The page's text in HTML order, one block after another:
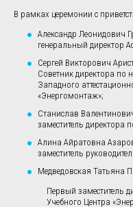
В рамках церемонии с
Александр Леонидович
генеральный директор
Сергей Викторович
Советник директора по
Западного
«Энергомонтаж»;
Станислав
заместитель директора
Алина Айратовна
заместитель
Медведовская Татьяна
Первый заместитель
Учебного Центра